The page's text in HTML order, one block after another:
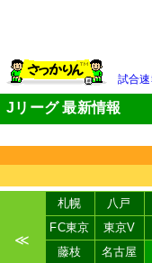
試合
Jリーグ 最新情報
≪
札幌 八戸
FC東京
東京V
藤枝
名古屋